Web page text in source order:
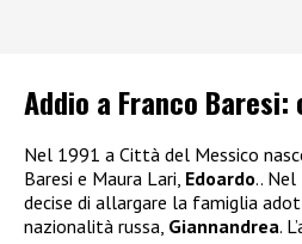
Addio a Franco
Nel 1991 a Città del Messico
Baresi e Maura Lari, Edoardo..
decise di allargare la famiglia
nazionalità russa, Giannandrea.